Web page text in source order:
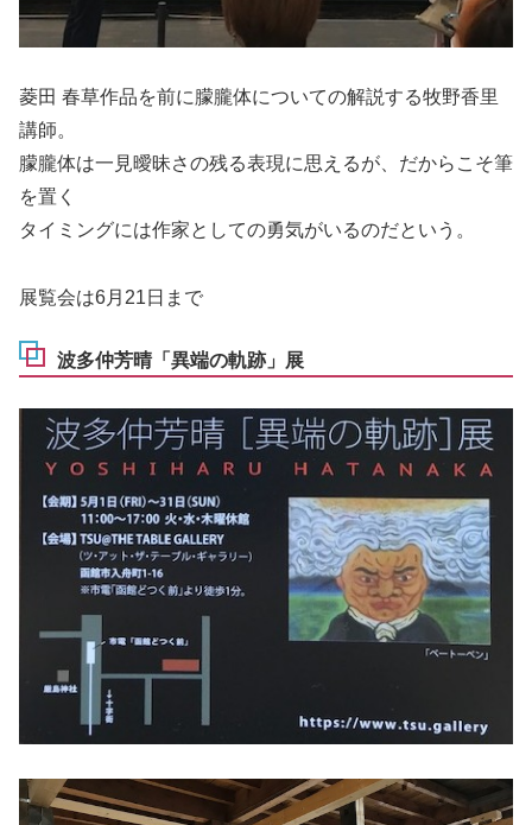
菱田 春草作品を前に朦朧体についての解説する牧野香里
講師。
朦朧体は一見曖昧さの残る表現に思えるが、だからこそ筆
を置く
タイミングには作家としての勇気がいるのだという。
展覧会は6月21日まで
波多仲芳晴「異端の軌跡」展